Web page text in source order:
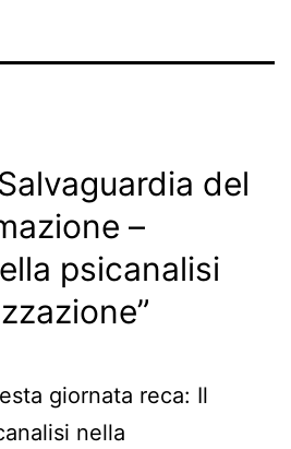
del
–
psicanalisi
giornata reca: Il
nella